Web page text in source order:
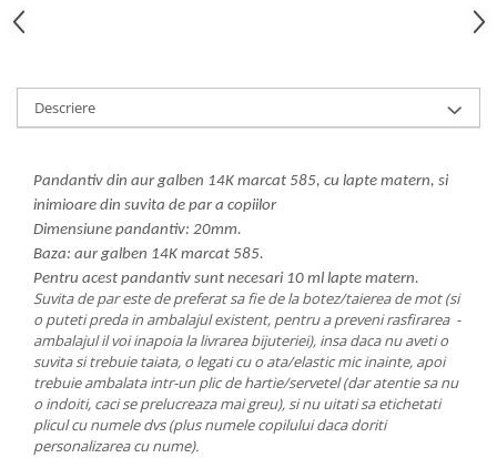
Descriere
Pandantiv din aur galben 14K marcat 585, cu lapte matern, si
inimioare din suvita de par a copiilor
Dimensiune pandantiv: 20mm.
Baza: aur galben 14K marcat 585.
Pentru acest pandantiv sunt necesari 10 ml lapte matern.
Suvita de par este de preferat sa fie de la botez/taierea de mot (si
o puteti preda in ambalajul existent, pentru a preveni rasfirarea -
ambalajul il voi inapoia la livrarea bijuteriei), insa daca nu aveti o
suvita si trebuie taiata, o legati cu o ata/elastic mic inainte, apoi
trebuie ambalata intr-un plic de hartie/servetel (dar atentie sa nu
o indoiti, caci se prelucreaza mai greu), si nu uitati sa etichetati
plicul cu numele dvs (plus numele copilului daca doriti
personalizarea cu nume).